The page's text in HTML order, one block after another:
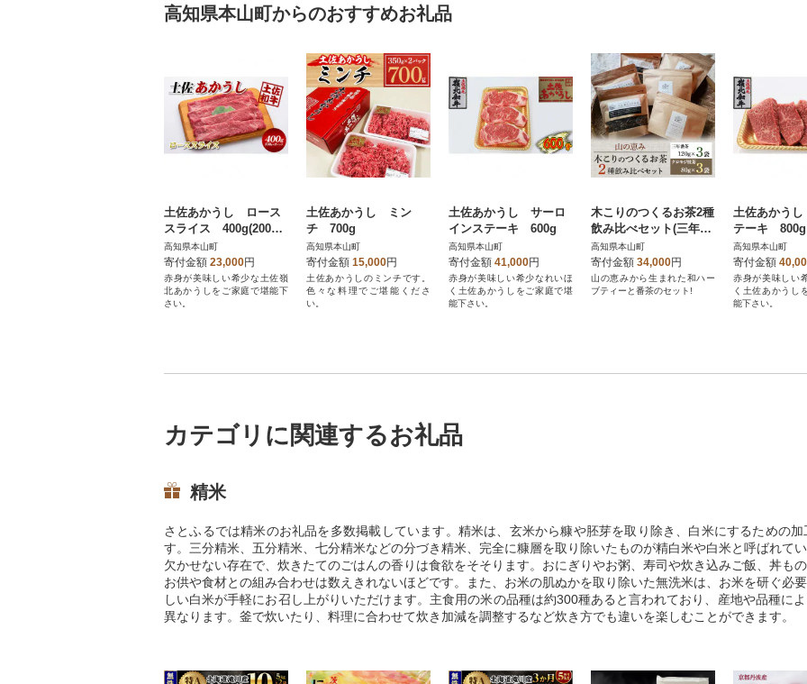
高知県本山町からのおすすめお礼品
土佐あかうし ロース
スライス 400g(200g×
2パック)
高知県本山町
寄付金額 23,000円
赤身が美味しい希少な土佐嶺
北あかうしをご家庭で堪能下
さい。
土佐あかうし ミン
チ 700g
高知県本山町
寄付金額 15,000円
土佐あかうしのミンチです。
色々な料理でご堪能くださ
い。
土佐あかうし サーロ
インステーキ 600g
高知県本山町
寄付金額 41,000円
赤身が美味しい希少なれいほ
く土佐あかうしをご家庭で堪
能下さい。
木こりのつくるお茶2種
飲み比べセット(三年番
茶120g3袋、クロモジ
枝茶80g3袋)
高知県本山町
寄付金額 34,000円
山の恵みから生まれた和ハー
ブティーと番茶のセット!
土佐あかう
テーキ 800g
高知県本山町
寄付金額
赤身が美味しい
く土佐あかうし
能下さい。
カテゴリに関連するお礼品
精米
さとふるでは精米のお礼品を多数掲載しています。精米は、玄米から糠や胚芽を取り除き、白米にするための
す。三分精米、五分精米、七分精米などの分づき精米、完全に糠層を取り除いたものが精白米や白米と呼ばれて
欠かせない存在で、炊きたてのごはんの香りは食欲をそそります。おにぎりやお粥、寿司や炊き込みご飯、丼も
お供や食材との組み合わせは数えきれないほどです。また、お米の肌ぬかを取り除いた無洗米は、お米を研ぐ必
しい白米が手軽にお召し上がりいただけます。主食用の米の品種は約300種あると言われており、産地や品種に
異なります。釜で炊いたり、料理に合わせて炊き加減を調整するなど炊き方でも違いを楽しむことができます。